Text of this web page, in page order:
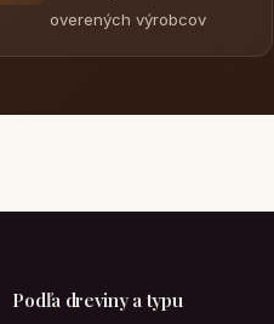
overených výrobcov
Podľa dreviny a typu